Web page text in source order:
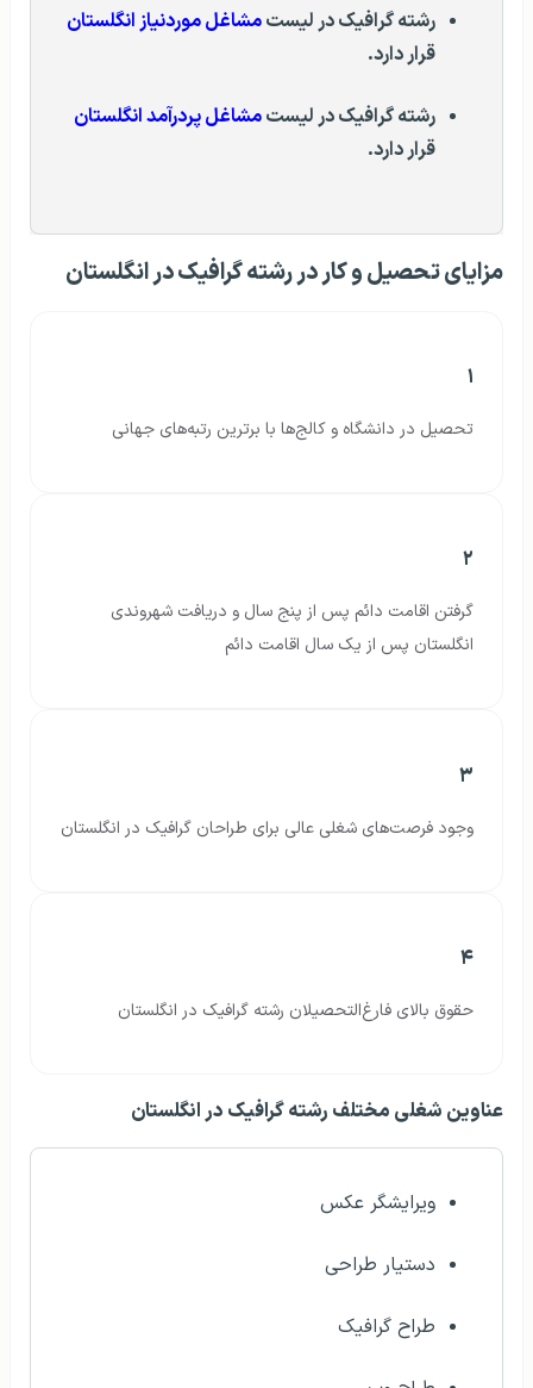
رشته گرافیک در لیستمشاغل موردنیاز انگلستان
قرار دارد.
رشته گرافیکدر لیستمشاغل پردرآمد انگلستان
قرار دارد.
مزایای تحصیل و کار در رشته گرافیک در انگلستان
۱
تحصیل در دانشگاه و کالج‌ها با برترین رتبه‌های جهانی
۲
گرفتن اقامت دائم پس از پنج سال و دریافت شهروندی
انگلستان پس از یک سال اقامت دائم
۳
وجود فرصت‌های شغلی عالی برای طراحان گرافیک در انگلستان
۴
حقوق بالای فارغ‌التحصیلان رشته گرافیک در انگلستان
عناوین شغلی مختلف رشته گرافیک در انگلستان
ویرایشگر عکس
دستیار طراحی
طراح گرافیک